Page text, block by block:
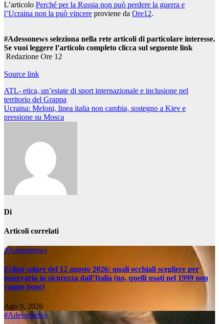
L’articolo Perché per la Russia non può perdere la guerra e
l’Ucraina non la può vincere proviene da Ore12.
#Adessonews seleziona nella rete articoli di particolare interesse.
Se vuoi leggere l’articolo completo clicca sul seguente link
Redazione Ore 12
Source link
Navigazione
articoli
ATL- etica, un’estate di sport internazionale e inclusione nel
territorio del Grappa
Ucraina: Meloni, linea italia non cambia, sostegno a Kiev e
pressione su Mosca
Di
Articoli correlati
#Adessonews
Eclissi solare del 12 agosto 2026: quali occhiali scegliere per
osservarla in sicurezza dall’Italia (no, quelli usati nel 1999 non
vanno bene)
Ago 9, 2026
#Adessonews